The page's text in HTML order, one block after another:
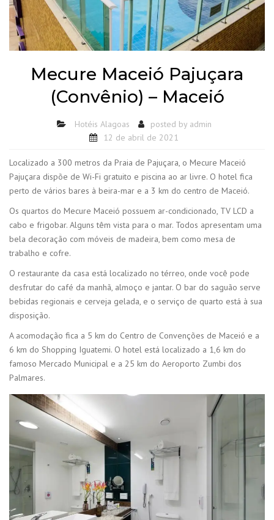
Mecure Maceió Pajuçara
(Convênio) – Maceió
Hotéis Alagoas posted by admin
12 de abril de 2021
Localizado a 300 metros da Praia de Pajuçara, o Mecure Maceió
Pajuçara dispõe de Wi-Fi gratuito e piscina ao ar livre. O hotel fica
perto de vários bares à beira-mar e a 3 km do centro de Maceió.
Os quartos do Mecure Maceió possuem ar-condicionado, TV LCD a
cabo e frigobar. Alguns têm vista para o mar. Todos apresentam uma
bela decoração com móveis de madeira, bem como mesa de
trabalho e cofre.
O restaurante da casa está localizado no térreo, onde você pode
desfrutar do café da manhã, almoço e jantar. O bar do saguão serve
bebidas regionais e cerveja gelada, e o serviço de quarto está à sua
disposição.
A acomodação fica a 5 km do Centro de Convenções de Maceió e a
6 km do Shopping Iguatemi. O hotel está localizado a 1,6 km do
famoso Mercado Municipal e a 25 km do Aeroporto Zumbi dos
Palmares.